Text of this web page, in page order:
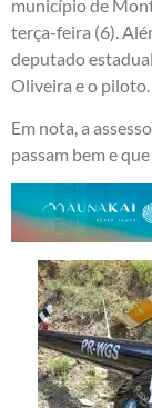
município de
terça-feira (6).
deputado
Oliveira e o piloto.
Em nota, a
passam bem e